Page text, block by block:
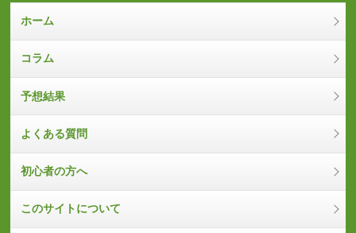
ホーム
コラム
予想結果
よくある質問
初心者の方へ
このサイトについて